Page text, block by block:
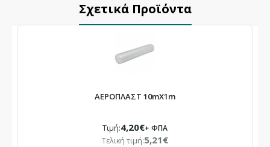
Σχετικά Προϊόντα
ΑΕΡΟΠΛΑΣΤ 10mX1m
Τιμή:4,20€+ ΦΠΑ
Τελική τιμή:5,21€